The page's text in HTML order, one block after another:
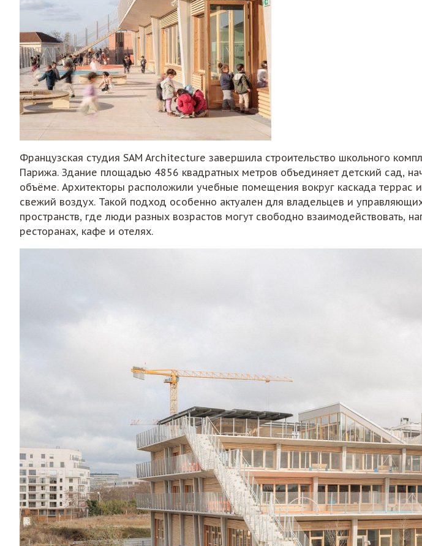
Французская студия SAM Architecture завершила строительство школьного
Парижа. Здание площадью 4856 квадратных метров объединяет детский сад,
объёме. Архитекторы расположили учебные помещения вокруг каскада террас
свежий воздух. Такой подход особенно актуален для владельцев и
пространств, где люди разных возрастов могут свободно
ресторанах, кафе и отелях.